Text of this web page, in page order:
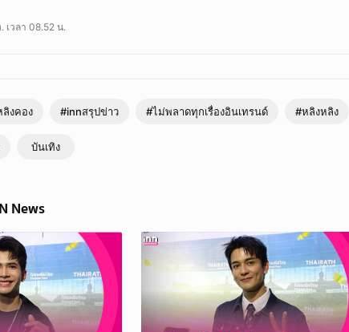
เวลา 08.52 น.
งคอง #innสรุปข่าว #ไม่พลาดทุกเรื่องอินเทรนด์ #หลิงหลิง
บันเทิง
News